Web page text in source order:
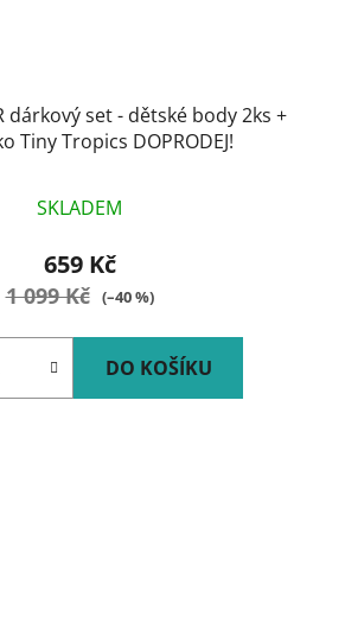
dárkový set - dětské body 2ks +
Tiny Tropics DOPRODEJ!
SKLADEM
659 Kč
1 099 Kč (–40 %)
DO KOŠÍKU